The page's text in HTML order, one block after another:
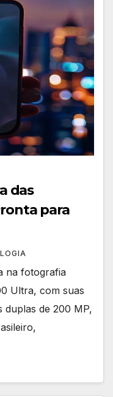
das
para
na fotografia
Ultra, com suas
duplas de 200 MP,